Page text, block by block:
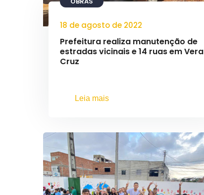
18 de agosto de 2022
Prefeitura realiza manutenção de
estradas vicinais e 14 ruas em Vera
Cruz
Leia mais